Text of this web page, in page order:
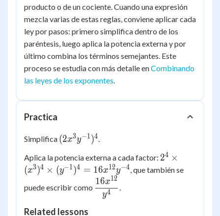
producto o de un cociente. Cuando una expresión
mezcla varias de estas reglas, conviene aplicar cada
ley por pasos: primero simplifica dentro de los
paréntesis, luego aplica la potencia externa y por
último combina los términos semejantes. Este
proceso se estudia con más detalle enCombinando
las leyes de los exponentes.
Practica
Simplifica (2x^3y^{-1})^4
(2x3y−1 )4.
Aplica la potencia externa a cada factor: 2^4 \times
(x^3)^4 \times
24 ×
(x3)4 × (y−1 )4 = 16x12y−4, que también se
puede escribir como
\dfrac{16x^{12}}
{y^4}
y4
16x12
.
Related lessons